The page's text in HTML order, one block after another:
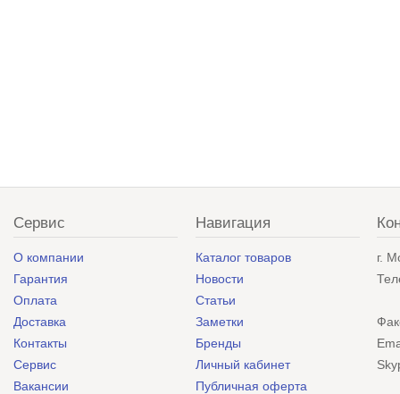
Сервис
О компании
Гарантия
Оплата
Доставка
Контакты
Сервис
Вакансии
Навигация
Каталог товаров
Новости
Статьи
Заметки
Бренды
Личный кабинет
Публичная оферта
г.